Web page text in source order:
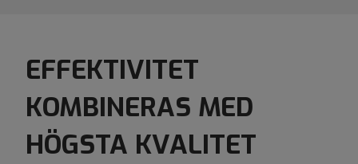
EFFEKTIVITET
KOMBINERAS MED
HÖGSTA KVALITET